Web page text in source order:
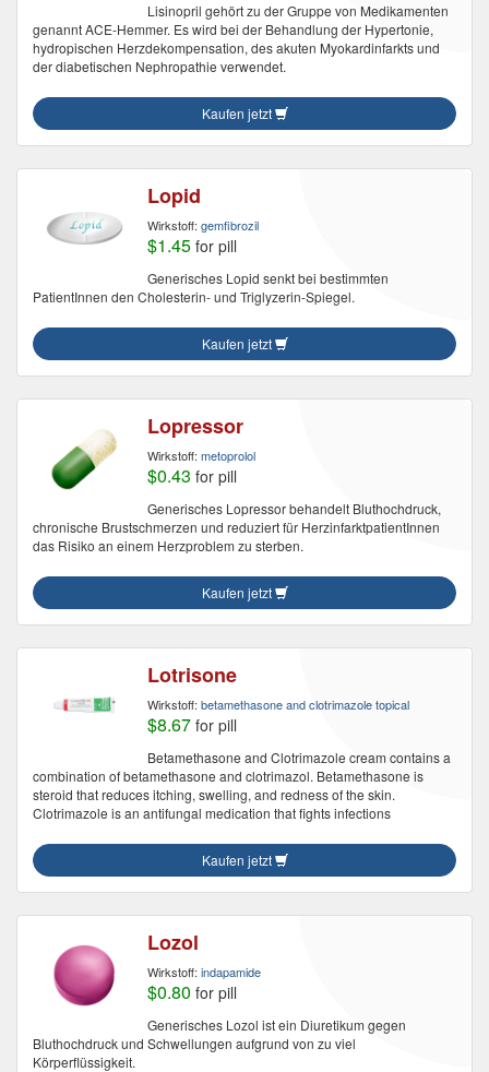
Lisinopril gehört zu der Gruppe von Medikamenten
genannt ACE-Hemmer. Es wird bei der Behandlung der Hypertonie,
hydropischen Herzdekompensation, des akuten Myokardinfarkts und
der diabetischen Nephropathie verwendet.
Kaufen jetzt
Lopid
Wirkstoff: gemfibrozil
$1.45 for pill
Generisches Lopid senkt bei bestimmten
PatientInnen den Cholesterin- und Triglyzerin-Spiegel.
Kaufen jetzt
Lopressor
Wirkstoff: metoprolol
$0.43 for pill
Generisches Lopressor behandelt Bluthochdruck,
chronische Brustschmerzen und reduziert für HerzinfarktpatientInnen
das Risiko an einem Herzproblem zu sterben.
Kaufen jetzt
Lotrisone
Wirkstoff: betamethasone and clotrimazole topical
$8.67 for pill
Betamethasone and Clotrimazole cream contains a
combination of betamethasone and clotrimazol. Betamethasone is
steroid that reduces itching, swelling, and redness of the skin.
Clotrimazole is an antifungal medication that fights infections
Kaufen jetzt
Lozol
Wirkstoff: indapamide
$0.80 for pill
Generisches Lozol ist ein Diuretikum gegen
Bluthochdruck und Schwellungen aufgrund von zu viel
Körperflüssigkeit.